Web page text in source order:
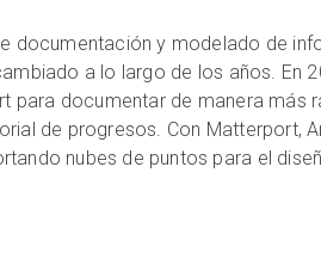
documentación y modelado de
a lo largo de los años. En
para documentar de manera más
de progresos. Con Matterport,
nubes de puntos para el